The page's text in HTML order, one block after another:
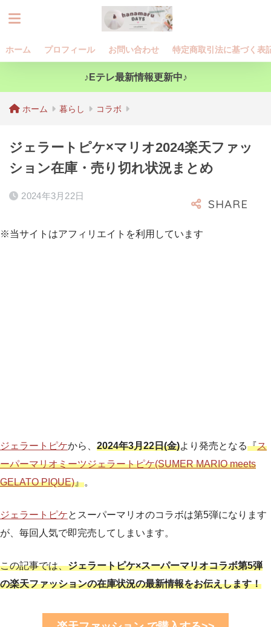
ホーム プロフィール お問い合わせ 特定商取引法に基づく表
♪Eテレ最新情報更新中♪
ホーム 暮らし コラボ
ジェラートピケ×マリオ2024楽天ファッ
ション在庫・売り切れ状況まとめ
2024年3月22日
※当サイトはアフィリエイトを利用しています
ジェラートピケから、 2024年3月22日(金)より発売となる『ス
ーパーマリオミーツジェラートピケ(SUMER MARIO meets
GELATO PIQUE)』。
ジェラートピケとスーパーマリオのコラボは第5弾になります
が、毎回人気で即完売してしまいます。
この記事では、ジェラートピケ×スーパーマリオコラボ第5弾
の楽天ファッションの在庫状況の最新情報をお伝えします！